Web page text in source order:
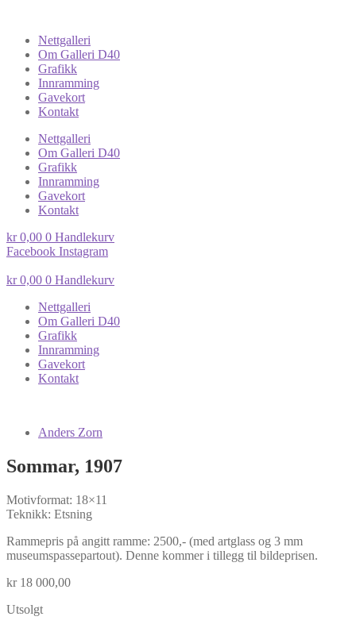
Nettgalleri
Om Galleri D40
Grafikk
Innramming
Gavekort
Kontakt
Nettgalleri
Om Galleri D40
Grafikk
Innramming
Gavekort
Kontakt
kr0,00 0 Handlekurv
Facebook Instagram
kr0,00 0 Handlekurv
Nettgalleri
Om Galleri D40
Grafikk
Innramming
Gavekort
Kontakt
Anders Zorn
Sommar, 1907
Motivformat: 18×11
Teknikk: Etsning
Rammepris på angitt ramme: 2500,- (med artglass og 3 mm
museumspassepartout). Denne kommer i tillegg til bildeprisen.
kr18 000,00
Utsolgt